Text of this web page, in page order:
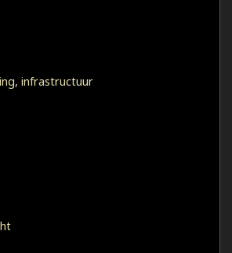
infrastructuur